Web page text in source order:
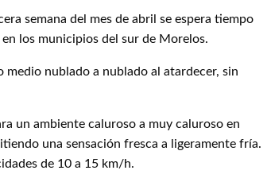
semana del mes de abril se espera tiempo
los municipios del sur de Morelos.
medio nublado a nublado al atardecer, sin
un ambiente caluroso a muy caluroso en
una sensación fresca a ligeramente fría.
de 10 a 15 km/h.